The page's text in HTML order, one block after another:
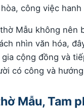
công việc
Mẫu không nên
nhìn văn hóa,
cộng đồng và
có công và
Mẫu, Tam